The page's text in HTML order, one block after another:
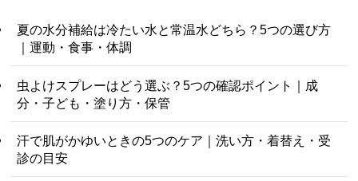
夏の水分補給は冷たい水と常温水どちら？5つの選び方
｜運動・食事・体調
虫よけスプレーはどう選ぶ？5つの確認ポイント｜成
分・子ども・塗り方・保管
汗で肌がかゆいときの5つのケア｜洗い方・着替え・受
診の目安